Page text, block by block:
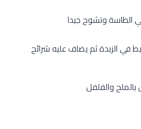
الطاسة وتشوح جيدا
في الزبدة ثم يضاف عليه شرائح
والفلفل